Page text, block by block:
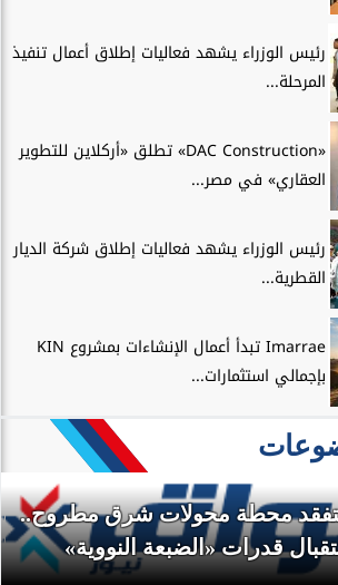
رئيس الوزراء يشهد فعاليات إطلاق أعمال تنفيذ
المرحلة...
«DAC Construction» تطلق «أركلاين للتطوير
العقاري» في مصر...
رئيس الوزراء يشهد فعاليات إطلاق شركة الديار
القطرية...
Imarrae تبدأ أعمال الإنشاءات بمشروع KIN
بإجمالي استثمارات...
يتفقد محطة محولات شرق مطروح..
قدرات «الضبعة النووية»